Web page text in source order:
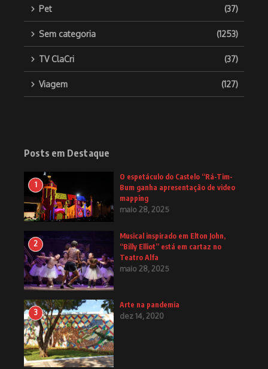
Pet (37)
Sem categoria (1253)
TV ClaCri (37)
Viagem (127)
Posts em Destaque
1
O espetáculo do Castelo “Rá-Tim-
Bum ganha apresentação de video
mapping
maio 28, 2025
2
Musical inspirado em Elton John,
“Billy Elliot” está em cartaz no
Teatro Alfa
maio 28, 2025
3
Arte na pandemia
dez 14, 2020